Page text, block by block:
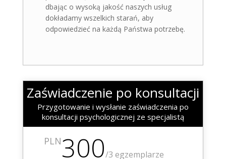
dbając o wysoką jakość naszych usług
dokładamy wszelkich starań, aby
odpowiedzieć na każdą Państwa potrzebę.
Zaświadczenie po konsultacji
Przygotowanie i wysłanie zaświadczenia po
konsultacji psychologicznej ze specjalistą
PLN300/3 egzemplarze